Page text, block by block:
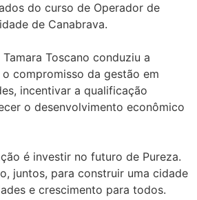
do curso de Operador de
de Canabrava.
Toscano conduziu a
compromisso da gestão em
incentivar a qualificação
o desenvolvimento econômico
é investir no futuro de Pureza.
juntos, para construir uma cidade
e crescimento para todos.